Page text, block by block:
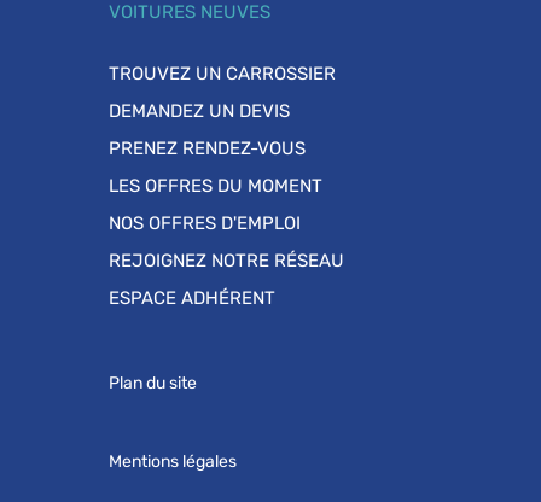
VOITURES NEUVES
TROUVEZ UN CARROSSIER
DEMANDEZ UN DEVIS
PRENEZ RENDEZ-VOUS
LES OFFRES DU MOMENT
NOS OFFRES D'EMPLOI
REJOIGNEZ NOTRE RÉSEAU
ESPACE ADHÉRENT
Plan du site
Mentions légales